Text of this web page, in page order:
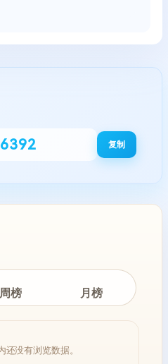
复制
周榜 月榜
还没有浏览数据。